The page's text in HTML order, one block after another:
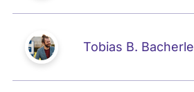
Tobias B. Bacherle